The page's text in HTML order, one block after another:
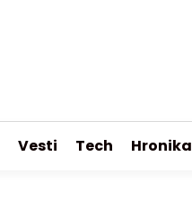
Vesti Tech Hronika